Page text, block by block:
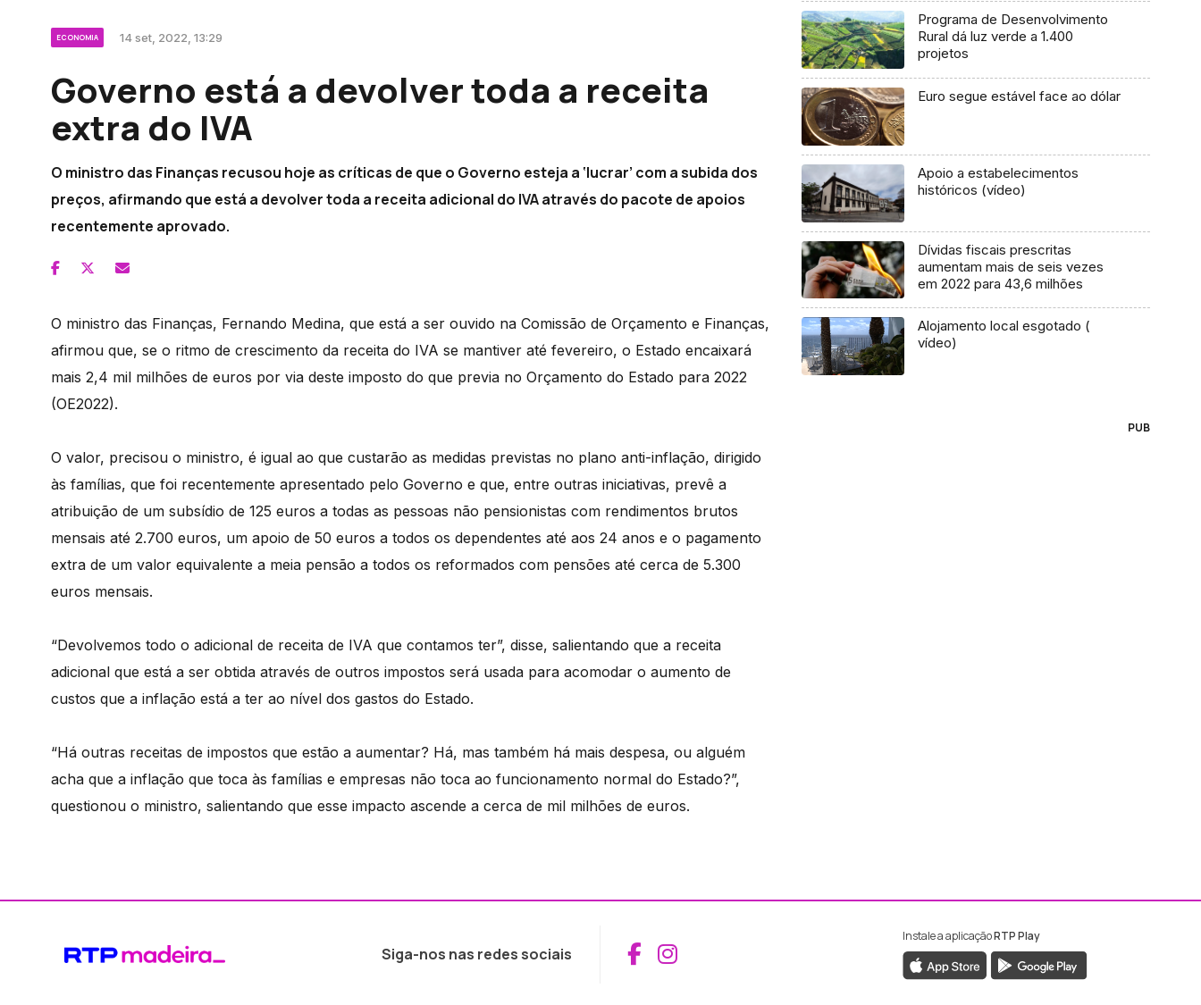
ECONOMIA 14 set, 2022, 13:29
Governo está a devolver toda a receita
extra do IVA
O ministro das Finanças recusou hoje as críticas de que o Governo esteja a ‘lucrar’ com a subida dos
preços, afirmando que está a devolver toda a receita adicional do IVA através do pacote de apoios
recentemente aprovado.
O ministro das Finanças, Fernando Medina, que está a ser ouvido na Comissão de Orçamento e Finanças,
afirmou que, se o ritmo de crescimento da receita do IVA se mantiver até fevereiro, o Estado encaixará
mais 2,4 mil milhões de euros por via deste imposto do que previa no Orçamento do Estado para 2022
(OE2022).
O valor, precisou o ministro, é igual ao que custarão as medidas previstas no plano anti-inflação, dirigido
às famílias, que foi recentemente apresentado pelo Governo e que, entre outras iniciativas, prevê a
atribuição de um subsídio de 125 euros a todas as pessoas não pensionistas com rendimentos brutos
mensais até 2.700 euros, um apoio de 50 euros a todos os dependentes até aos 24 anos e o pagamento
extra de um valor equivalente a meia pensão a todos os reformados com pensões até cerca de 5.300
euros mensais.
“Devolvemos todo o adicional de receita de IVA que contamos ter”, disse, salientando que a receita
adicional que está a ser obtida através de outros impostos será usada para acomodar o aumento de
custos que a inflação está a ter ao nível dos gastos do Estado.
“Há outras receitas de impostos que estão a aumentar? Há, mas também há mais despesa, ou alguém
acha que a inflação que toca às famílias e empresas não toca ao funcionamento normal do Estado?”,
questionou o ministro, salientando que esse impacto ascende a cerca de mil milhões de euros.
Programa de Desenvolvimento
Rural dá luz verde a 1.400
projetos
Euro segue estável face ao dólar
Apoio a estabelecimentos
históricos (vídeo)
Dívidas fiscais prescritas
aumentam mais de seis vezes
em 2022 para 43,6 milhões
Alojamento local esgotado (
vídeo)
PUB
Siga-nos nas redes sociais Aceder ao Facebook da RTP Madeira
Aceder ao Instagram da RTP Madeira
Instale a aplicaçãoRTP Play